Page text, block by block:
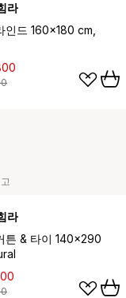
라
인드 160x180 cm,
라
튼 & 타이 140x290